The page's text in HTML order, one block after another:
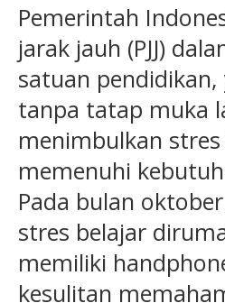
Pemerintah
jarak jauh (PJJ)
satuan
tanpa tatap muka
menimbulkan
memenuhi
Pada bulan
stres belajar
memiliki
kesulitan